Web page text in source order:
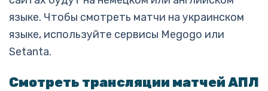
языке. Чтобы смотреть матчи на украинском
языке, используйте сервисы Megogo или
Setanta.
Смотреть трансляции матчей АПЛ